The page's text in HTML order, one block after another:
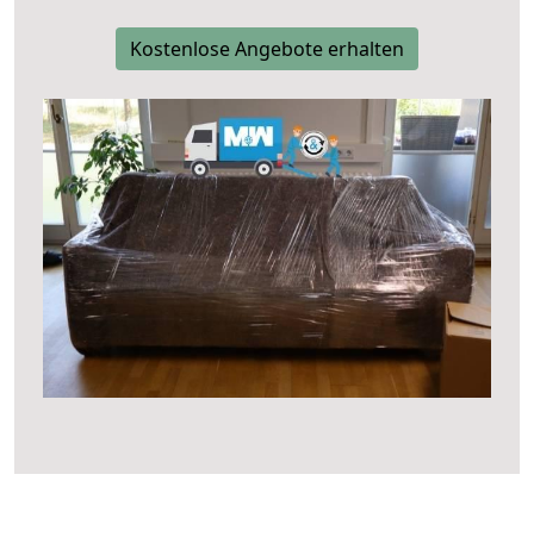
Kostenlose Angebote erhalten